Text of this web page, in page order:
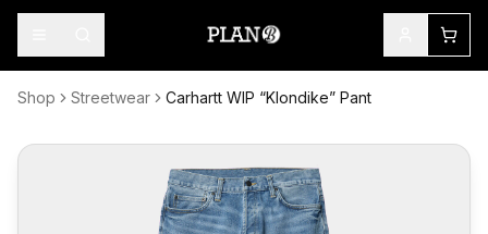
Shop Streetwear Carhartt WIP “Klondike” Pant